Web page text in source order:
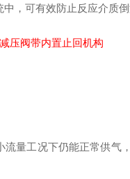
，可有效防止反应介质倒
量工况下仍能正常供气